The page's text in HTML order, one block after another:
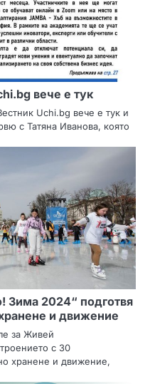
вече е тук
Uchi.bg вече е тук и
с Татяна Иванова, която
Зима 2024“ подготвя
и движение
за Живей
с 30
хранене и движение,